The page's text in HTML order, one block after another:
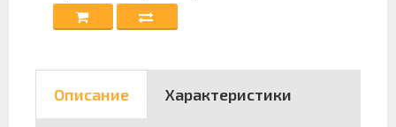
Описание Характеристики